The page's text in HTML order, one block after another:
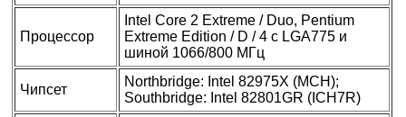
Процессор
Intel Core 2 Extreme / Duo, Pentium
Extreme Edition / D / 4 c LGA775 и
шиной 1066/800 МГц
Чипсет
Northbridge: Intel 82975X (MCH);
Southbridge: Intel 82801GR (ICH7R)